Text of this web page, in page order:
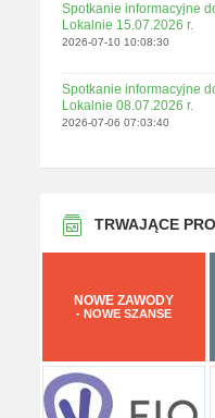
Spotkanie informacyjne
Lokalnie 15.07.2026 r.
2026-07-10 10:08:30
Spotkanie informacyjne
Lokalnie 08.07.2026 r.
2026-07-06 07:03:40
TRWAJĄCE
NOWE ZAWODY
- NOWE SZANSE